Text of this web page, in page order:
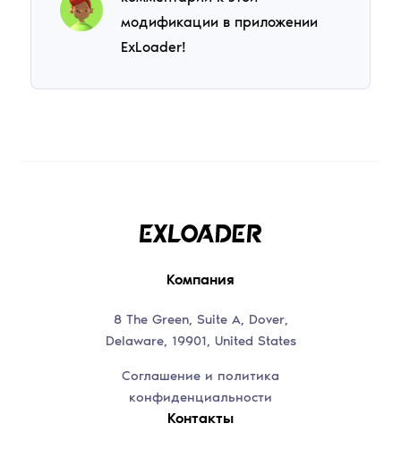
модификации в приложении
ExLoader!
Компания
8 The Green, Suite A, Dover,
Delaware, 19901, United States
Соглашение и политика
конфиденциальности
Контакты